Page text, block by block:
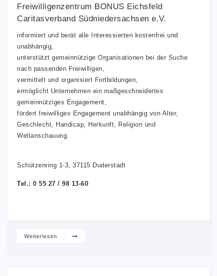
Freiwilligenzentrum BONUS Eichsfeld
Caritasverband Südniedersachsen e.V.
informiert und berät alle Interessierten kostenfrei und
unabhängig,
unterstützt gemeinnützige Organisationen bei der Suche
nach passenden Freiwilligen,
vermittelt und organisiert Fortbildungen,
ermöglicht Unternehmen ein maßgeschneidertes
gemeinnütziges Engagement,
fördert freiwilliges Engagement unabhängig von Alter,
Geschlecht, Handicap, Herkunft, Religion und
Weltanschauung.
Schützenring 1-3, 37115 Duderstadt
Tel.: 0 55 27 / 98 13-60
Weiterlesen